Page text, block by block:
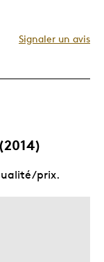
Signaler un avis
prix.